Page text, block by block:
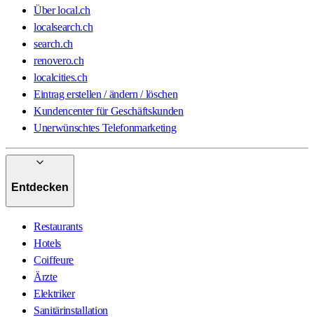
Über local.ch
localsearch.ch
search.ch
renovero.ch
localcities.ch
Eintrag erstellen / ändern / löschen
Kundencenter für Geschäftskunden
Unerwünschtes Telefonmarketing
Entdecken
Restaurants
Hotels
Coiffeure
Ärzte
Elektriker
Sanitärinstallation